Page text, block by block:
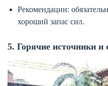
Рекомендации:
хороший запас сил.
5. Горячие источники и